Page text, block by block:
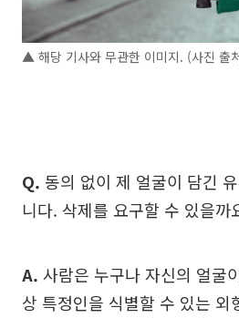
▲ 해당 기사와 무관한 이미지. (사진 출
Q. 동의 없이 제 얼굴이 담긴
니다. 삭제를 요구할 수 있을까
A. 사람은 누구나 자신의 얼굴
상 특정인을 식별할 수 있는 외